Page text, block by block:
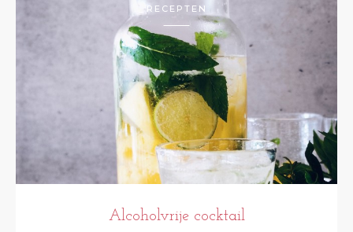
RECEPTEN
Alcoholvrije cocktail